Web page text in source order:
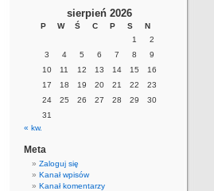
sierpień 2026
P W Ś C P S
N
1
2
3
4 5 6 7 8
9
10
11 12 13 14 15
16
17
18 19 20 21 22
23
24
25 26 27 28 29
30
31
« kw.
Meta
Zaloguj się
Kanał wpisów
Kanał komentarzy